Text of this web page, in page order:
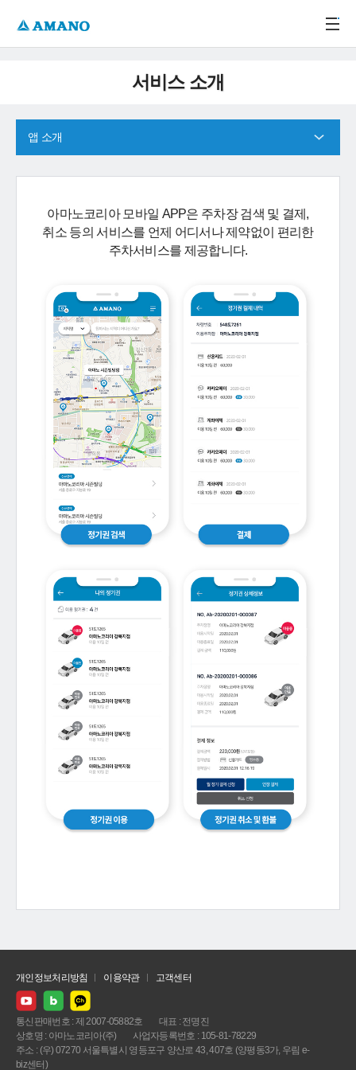
서비스 소개
앱 소개
아마노코리아 모바일 APP은 주차장 검색 및 결제,
취소 등의 서비스를 언제 어디서나 제약없이 편리한
주차서비스를 제공합니다.
개인정보처리방침 이용약관 고객센터
통신판매번호 : 제 2007-05882호
대표 : 전명진
상호명 : 아마노코리아(주)
사업자등록번호 : 105-81-78229
주소 : (우) 07270 서울특별시 영등포구 양산로 43, 407호 (양평동3가, 우림 e-
biz센터)